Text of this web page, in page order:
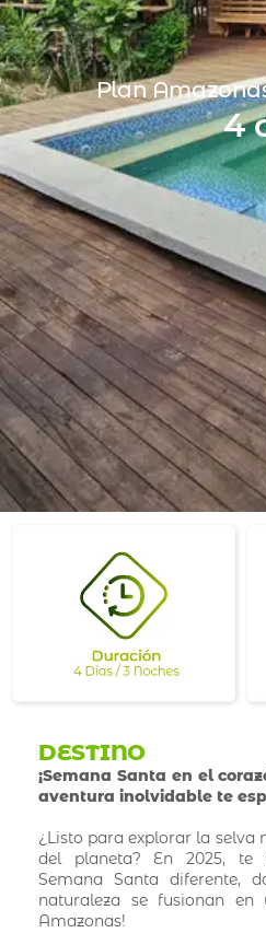
Plan
4
DESTINO
¡Semana Santa en el
aventura inolvidable te
¿Listo para explorar la selva
del planeta? En 2025,
Semana Santa diferente,
naturaleza se fusionan en
Amazonas!